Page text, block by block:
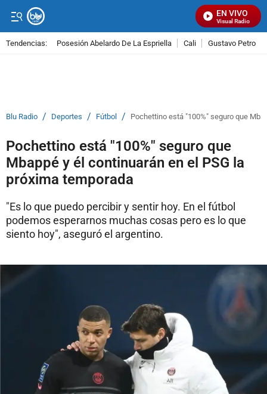
EN VIVO
Señal Visual Radio
Tendencias: Posesión Abelardo De La Espriella Cali Gustavo Petro
Blu Radio / Deportes / Fútbol / Pochettino está "100%" seguro que
Pochettino está "100%" seguro que
Mbappé y él continuarán en el PSG la
próxima temporada
"Es lo que puedo percibir y sentir hoy. En el fútbol
podemos esperarnos muchas cosas pero es lo que
siento hoy", aseguró el argentino.